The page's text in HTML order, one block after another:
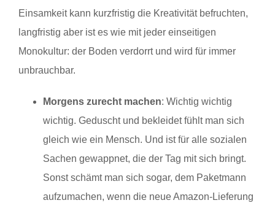
Einsamkeit kann kurzfristig die Kreativität befruchten,
langfristig aber ist es wie mit jeder einseitigen
Monokultur: der Boden verdorrt und wird für immer
unbrauchbar.
Morgens zurecht machen: Wichtig wichtig
wichtig. Geduscht und bekleidet fühlt man sich
gleich wie ein Mensch. Und ist für alle sozialen
Sachen gewappnet, die der Tag mit sich bringt.
Sonst schämt man sich sogar, dem Paketmann
aufzumachen, wenn die neue Amazon-Lieferung